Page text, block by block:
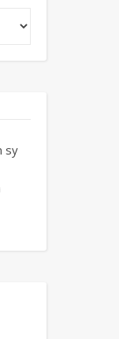
sy